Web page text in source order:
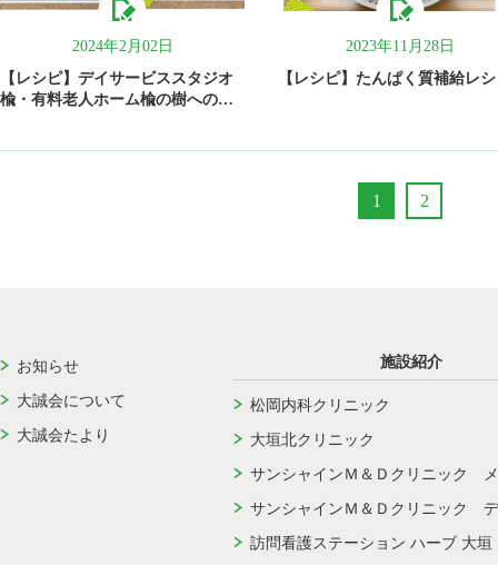
2024年2月02日
【レシピ】デイサービススタジオ
楡・有料老人ホーム楡の樹への…
2023年11月28日
【レシピ】たんぱく質補給レ
1 2
お知らせ
大誠会について
大誠会たより
施設紹介
松岡内科クリニック
大垣北クリニック
サンシャインＭ＆Ｄクリニック
サンシャインＭ＆Ｄクリニック
訪問看護ステーション ハーブ 大垣